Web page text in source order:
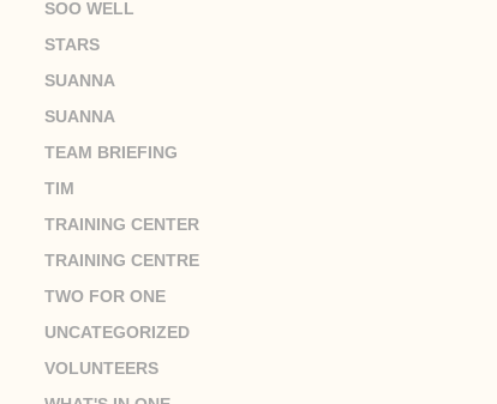
SOO WELL
STARS
SUANNA
SUANNA
TEAM BRIEFING
TIM
TRAINING CENTER
TRAINING CENTRE
TWO FOR ONE
UNCATEGORIZED
VOLUNTEERS